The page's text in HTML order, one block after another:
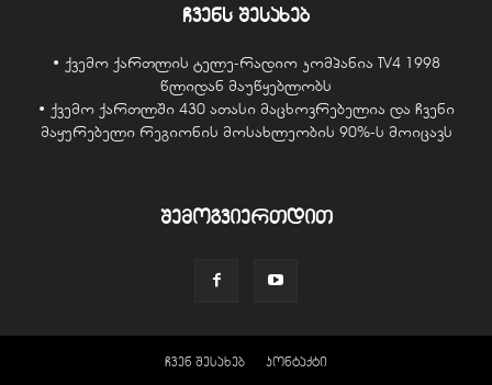
ჩვენს შესახებ
• ქვემო ქართლის ტელე-რადიო კომპანია TV4 1998
წლიდან მაუწყებლობს
• ქვემო ქართლში 430 ათასი მაცხოვრებელია და ჩვენი
მაყურებელი რეგიონის მოსახლეობის 90%-ს მოიცავს
შემოგვიერთდით
ჩვენ შესახებ კონტაქტი